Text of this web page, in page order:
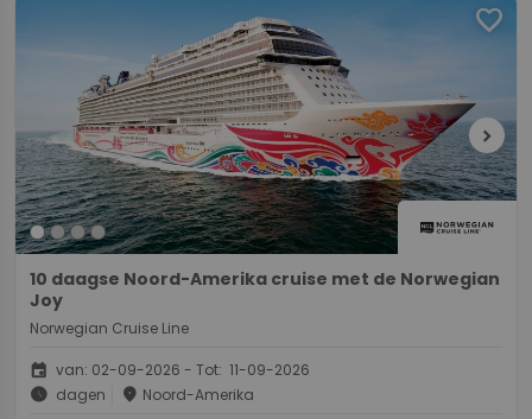
favorite
chevron_right
10 daagse Noord-Amerika cruise met de Norwegian
Joy
Norwegian Cruise Line
event van: 02-09-2026 - Tot: 11-09-2026
schedule dagen place Noord-Amerika